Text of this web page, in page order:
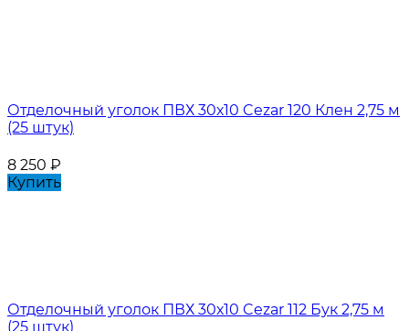
Отделочный уголок ПВХ 30х10 Cezar 120 Клен 2,75 м
(25 штук)
8 250 ₽
Купить
Отделочный уголок ПВХ 30х10 Cezar 112 Бук 2,75 м
(25 штук)